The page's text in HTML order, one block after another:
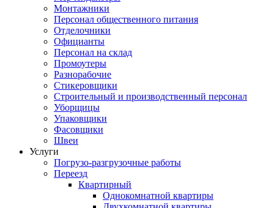
Монтажники
Персонал общественного питания
Отделочники
Официанты
Персонал на склад
Промоутеры
Разнорабочие
Стикеровщики
Строительный и производственный персонал
Уборщицы
Упаковщики
Фасовщики
Швеи
Услуги
Погрузо-разгрузочные работы
Переезд
Квартирный
Однокомнатной квартиры